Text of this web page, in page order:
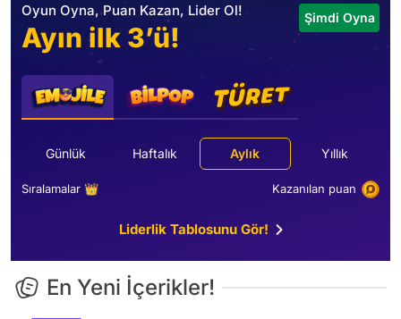
Oyun Oyna, Puan Kazan, Lider Ol!
Ayın ilk 3’ü!
Şimdi Oyna
Günlük Haftalık Aylık Yıllık
Sıralamalar 👑 Kazanılan puan
Liderlik Tablosunu Gör!
En Yeni İçerikler!